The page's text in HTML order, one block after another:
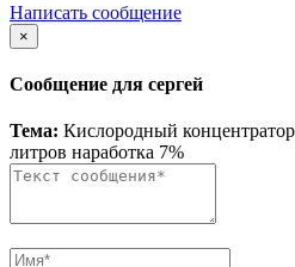
Написать сообщение
×
Сообщение для сергей
Тема: Кислородный
литров наработка 7%